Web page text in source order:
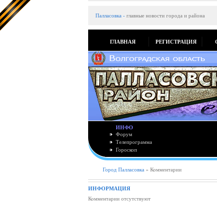
Палласовка - главные новости города и района
ГЛАВНАЯ РЕГИСТРАЦИЯ
ИНФО
Форум
Телепрограмма
Гороскоп
Город Палласовка » Комментарии
ИНФОРМАЦИЯ
Комментарии отсутствуют